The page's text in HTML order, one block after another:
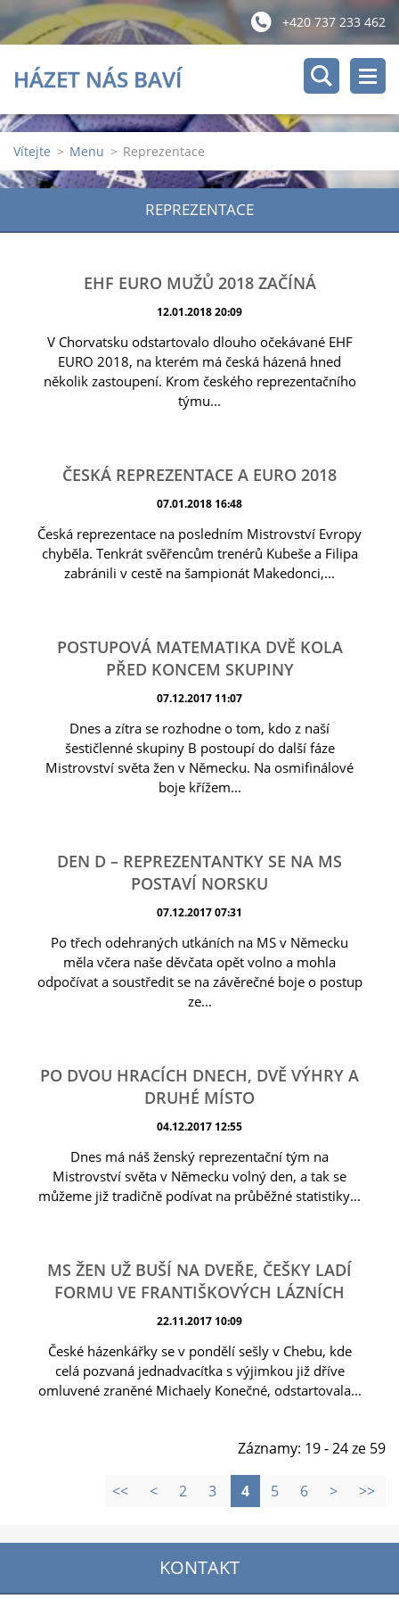
+420 737 233 462
HÁZET NÁS BAVÍ
Vítejte > Menu > Reprezentace
REPREZENTACE
EHF EURO MUŽŮ 2018 ZAČÍNÁ
12.01.2018 20:09
V Chorvatsku odstartovalo dlouho očekávané EHF
EURO 2018, na kterém má česká házená hned
několik zastoupení. Krom českého reprezentačního
týmu...
ČESKÁ REPREZENTACE A EURO 2018
07.01.2018 16:48
Česká reprezentace na posledním Mistrovství Evropy
chyběla. Tenkrát svěřencům trenérů Kubeše a Filipa
zabránili v cestě na šampionát Makedonci,...
POSTUPOVÁ MATEMATIKA DVĚ KOLA
PŘED KONCEM SKUPINY
07.12.2017 11:07
Dnes a zítra se rozhodne o tom, kdo z naší
šestičlenné skupiny B postoupí do další fáze
Mistrovství světa žen v Německu. Na osmifinálové
boje křížem...
DEN D – REPREZENTANTKY SE NA MS
POSTAVÍ NORSKU
07.12.2017 07:31
Po třech odehraných utkáních na MS v Německu
měla včera naše děvčata opět volno a mohla
odpočívat a soustředit se na závěrečné boje o postup
ze...
PO DVOU HRACÍCH DNECH, DVĚ VÝHRY A
DRUHÉ MÍSTO
04.12.2017 12:55
Dnes má náš ženský reprezentační tým na
Mistrovství světa v Německu volný den, a tak se
můžeme již tradičně podívat na průběžné statistiky...
MS ŽEN UŽ BUŠÍ NA DVEŘE, ČEŠKY LADÍ
FORMU VE FRANTIŠKOVÝCH LÁZNÍCH
22.11.2017 10:09
České házenkářky se v pondělí sešly v Chebu, kde
celá pozvaná jednadvacítka s výjimkou již dříve
omluvené zraněné Michaely Konečné, odstartovala...
Záznamy: 19 - 24 ze 59
<< < 2 3 4 5 6 > >>
KONTAKT